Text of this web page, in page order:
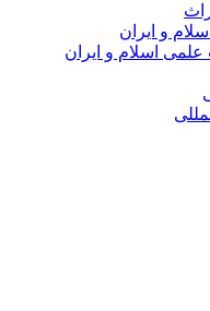
و ایران
اسلام و ایران